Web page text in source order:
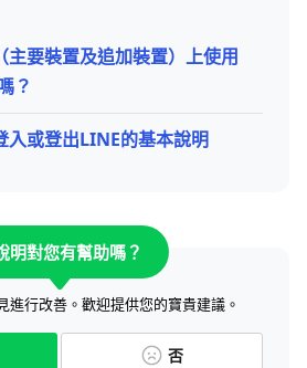
主要裝置及追加裝置）上使用
？
入或登出LINE的基本說明
明對您有幫助嗎？
進行改善。歡迎提供您的寶貴建議。
否